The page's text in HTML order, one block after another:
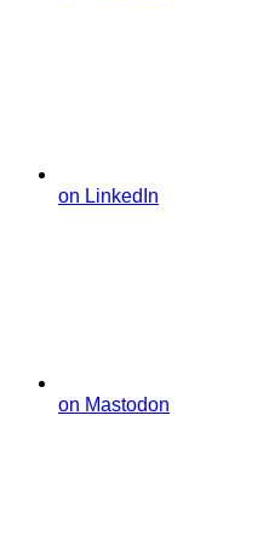
on LinkedIn
on Mastodon